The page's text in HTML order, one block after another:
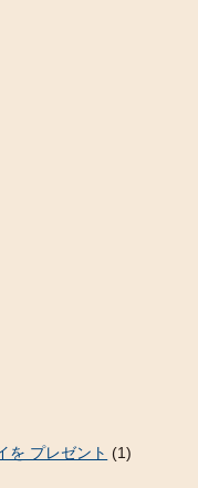
を プレゼント (1)